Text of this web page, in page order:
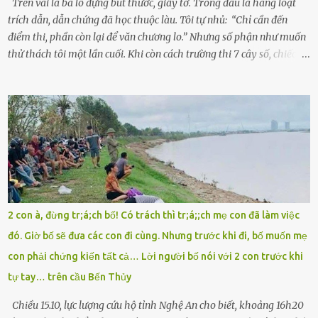
Trên vai là ba lô đựng bút thước, giấy tờ. Trong đầu là hàng loạt
trích dẫn, dẫn chứng đã học thuộc làu. Tôi tự nhủ: “Chỉ cần đến
điểm thi, phần còn lại để văn chương lo.” Nhưng số phận như muốn
thử thách tôi một lần cuối. Khi còn cách trường thi 7 cây số, chiếc xe
sực nhớ – điện thoại đang sạc, sáng nay quên mang theo! Giữa con
đường thưa thớt người qua lại, tôi hoảng loạn vẫy tay xin đi nhờ. –
Chú ơi, cháu đi thi, xe hỏng rồi! Làm ơn cho cháu đi nhờ với! – Cô ơi,
giúp cháu với, cháu không có điện thoại… Người thì lắc đầu. Người
thì tăng ga tránh xa như né một kẻ lừa đảo. Tôi gào lên giữa đường
như một kẻ mất trí. Vô ích. 6h10. Còn hơn 30 phút nữa. Trong đầu
tôi chỉ có một lựa chọn duy nhất: chạy. Tôi quăng xe vào vệ đường,
rút tờ giấy báo dự thi nhét túi áo, đeo ba lô và chạy . Chạy miết.
Chạy không ngừng. Qua ngã...
2 con à, đừng tr;á;ch bố! Có trách thì tr;á;;ch mẹ con đã làm việc
đó. Giờ bố sẽ đưa các con đi cùng. Nhưng trước khi đi, bố muốn mẹ
con phải chứng kiến tất cả… Lời người bố nói với 2 con trước khi
tự tay… trên cầu Bến Thủy
Chiều 15.10, lực lượng cứu hộ tỉnh Nghệ An cho biết, khoảng 16h20